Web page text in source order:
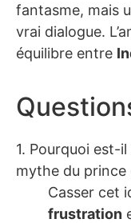
fantasme, mais
vrai dialogue.
équilibre entre
1. Pourquoi est-
mythe du prince
Casser cet
frustration